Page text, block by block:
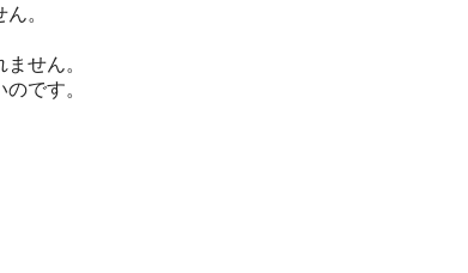
。
せん。
です。